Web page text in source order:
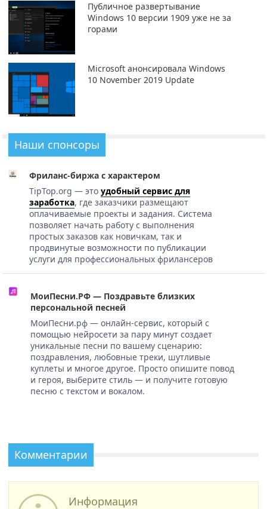
Публичное развертывание
Windows 10 версии 1909 уже не за
горами
Microsoft анонсировала Windows
10 November 2019 Update
Наши спонсоры
Фриланс-биржа с характером
TipTop.org — это удобный сервис для
заработка, где заказчики размещают
оплачиваемые проекты и задания. Система
позволяет начать работу с выполнения
простых заказов как новичкам, так и
продвинутые возможности по публикации
услуги для профессиональных фрилансеров
МоиПесни.РФ — Поздравьте близких
персональной песней
МоиПесни.рф — онлайн-сервис, который с
помощью нейросети за пару минут создает
уникальные песни по вашему сценарию:
поздравления, любовные треки, шутливые
куплеты и многое другое. Просто опишите повод
и героя, выберите стиль — и получите готовую
песню с текстом и вокалом.
Комментарии
Информация